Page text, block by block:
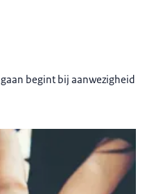
begint bij aanwezigheid